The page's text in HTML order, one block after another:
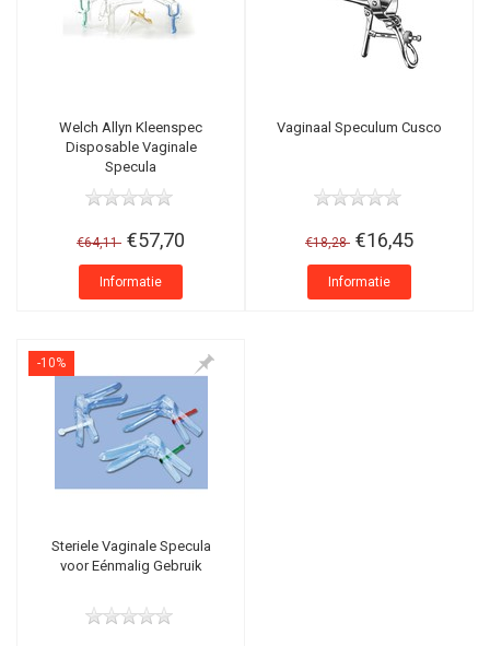
Welch Allyn Kleenspec
Disposable Vaginale
Specula
€64,11 €57,70
Informatie
Vaginaal Speculum Cusco
€18,28 €16,45
Informatie
-10%
Steriele Vaginale Specula
voor Eénmalig Gebruik